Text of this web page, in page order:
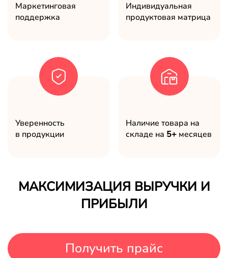
Маркетинговая
поддержка
Индивидуальная
продуктовая матрица
Уверенность
в продукции
Наличие товара на
складе на 5+ месяцев
МАКСИМИЗАЦИЯ ВЫРУЧКИ И
ПРИБЫЛИ
Получить прайс